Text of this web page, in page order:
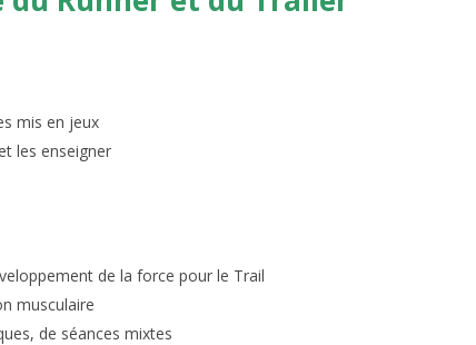
mis en jeux
les enseigner
de la force pour le Trail
musculaire
de séances mixtes